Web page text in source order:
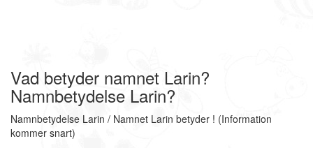
Vad betyder namnet Larin?
Namnbetydelse Larin?
Namnbetydelse Larin / Namnet Larin betyder ! (Information
kommer snart)